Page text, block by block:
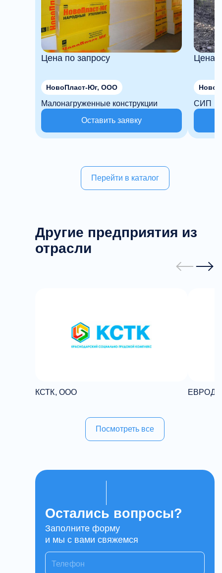
Цена по запросу
НовоПласт-Юг, ООО
Малонагруженные конструкции
Оставить заявку
Цена
СИП
Перейти в каталог
Другие предприятия из
отрасли
КСТК, ООО
Посмотреть все
Остались вопросы?
Заполните форму
и мы с вами свяжемся